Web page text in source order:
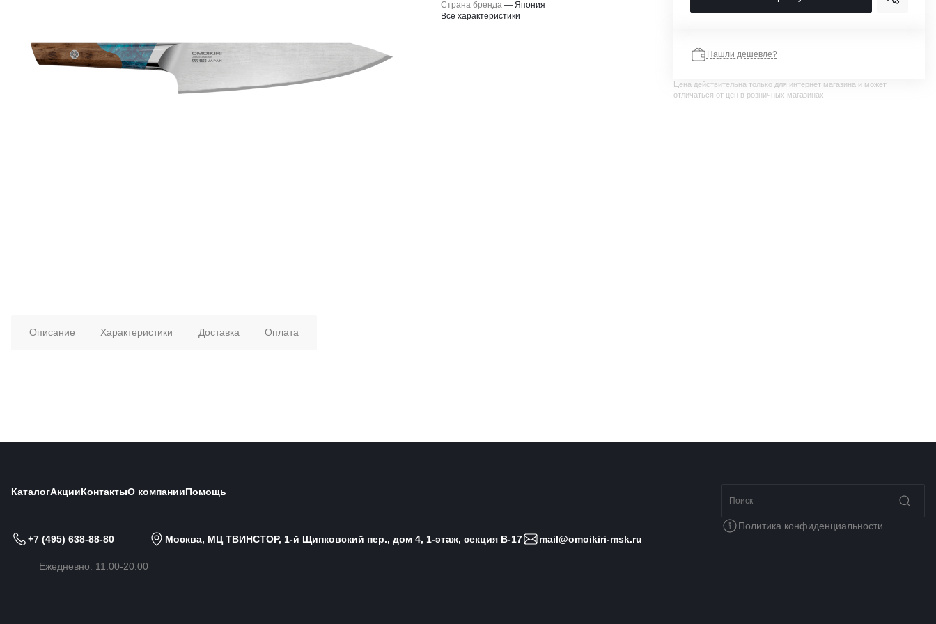
Страна бренда — Япония
Все характеристики
Нашли дешевле?
Цена действительна только для интернет магазина и может
отличаться от цен в розничных магазинах
Описание Характеристики Доставка Оплата
КаталогАкцииКонтактыО компанииПомощь
+7 (495) 638-88-80
Ежедневно: 11:00-20:00
Москва, МЦ ТВИНСТОР, 1-й Щипковский пер., дом 4, 1-этаж, секция B-17 mail@omoikiri-msk.ru
Политика конфиденциальности